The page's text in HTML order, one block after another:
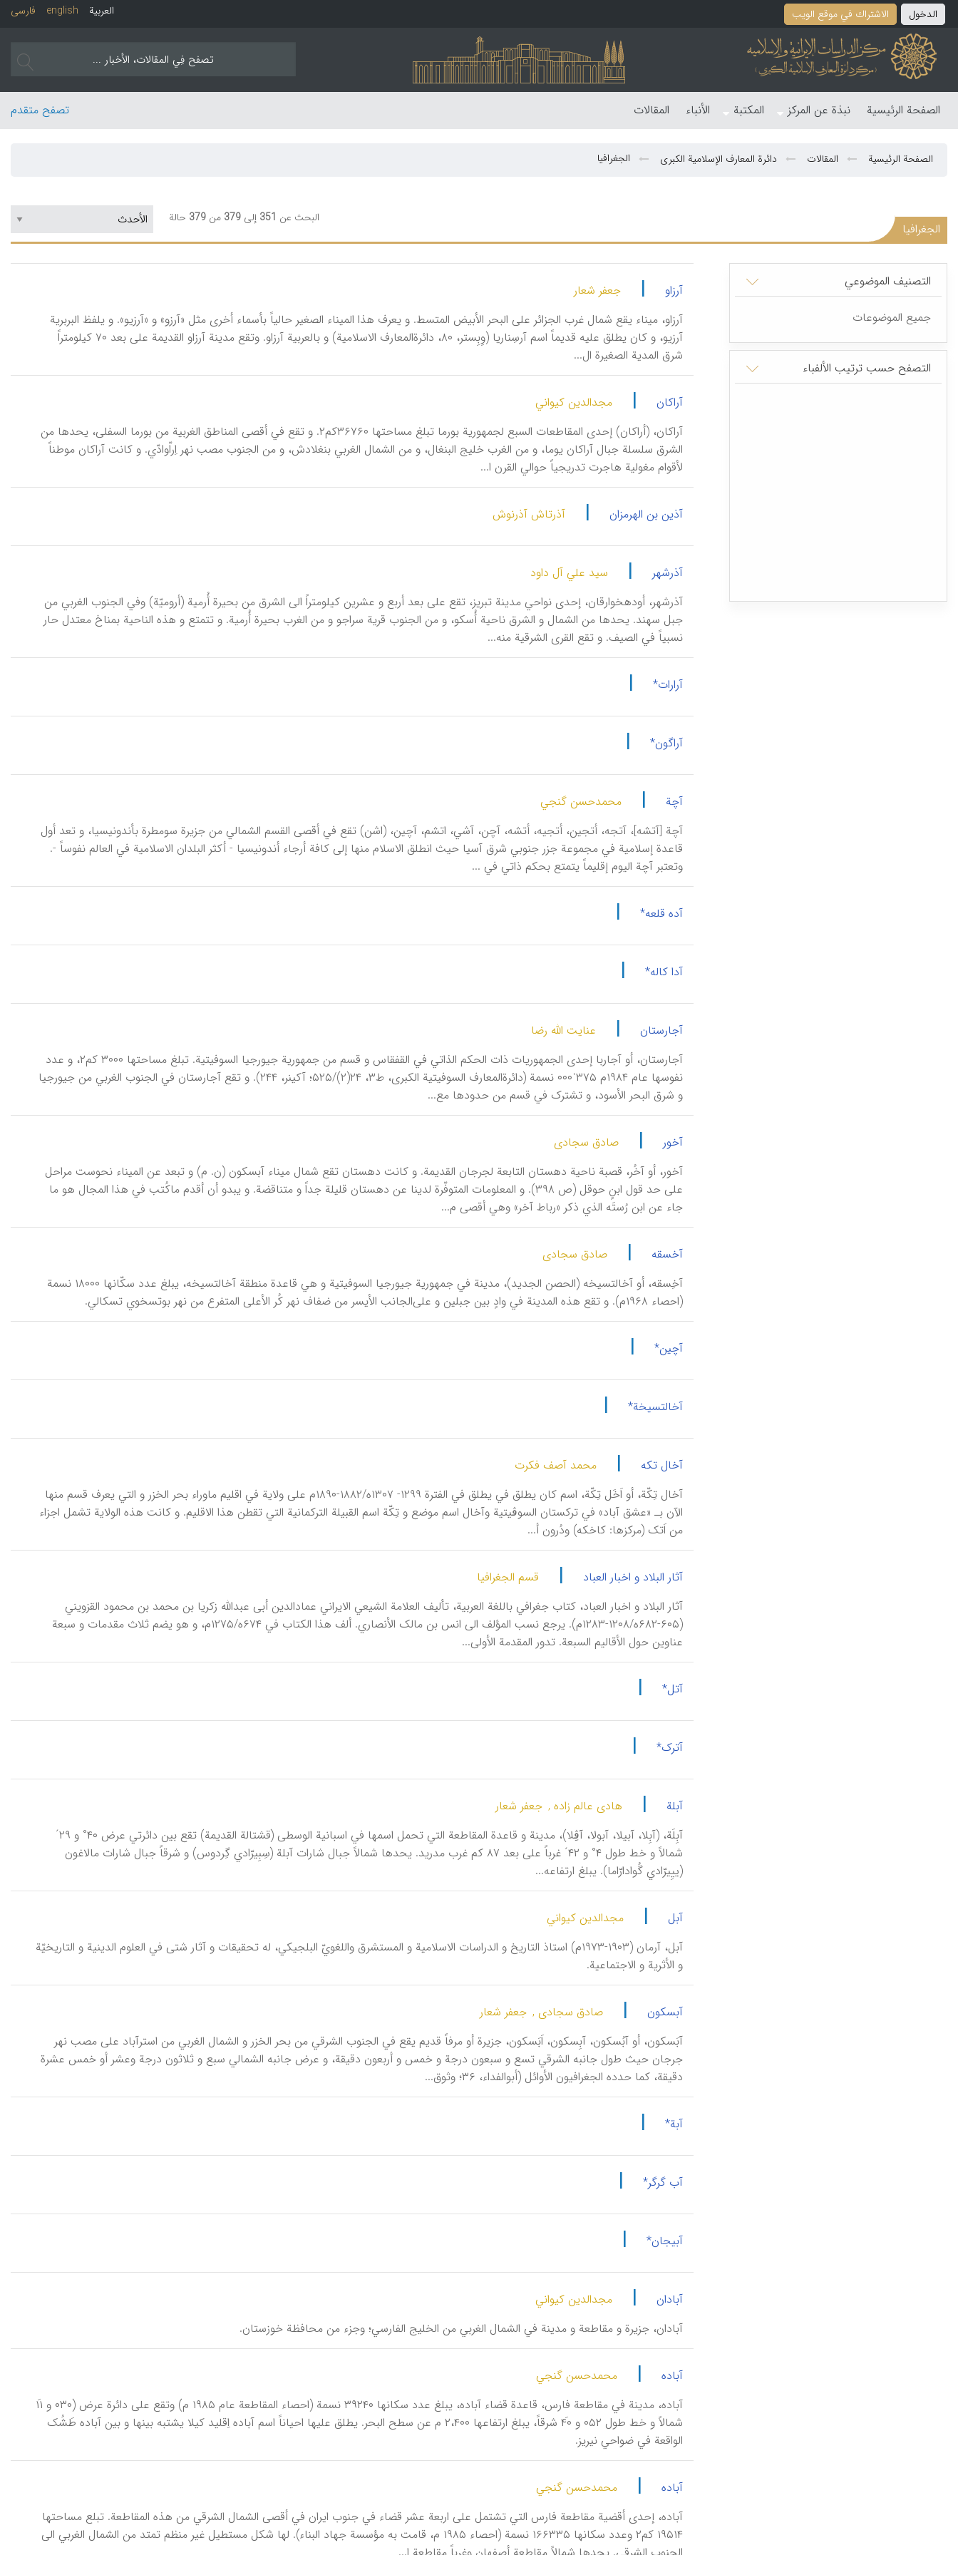
الدخول الاشتراك في موقع الویب فارسی english العربیة
الصفحة الرئیسیة نبذة عن المرکز المکتبة الأنباء المقالات تصفح متقدم
الصفحة الرئیسیة المقالات دائرة المعارف الإسلامیة الکبری الجغرافیا
الجغرافیا
البحث عن 351 إلی 379 من 379 حالة
التصنیف الموضوعي
جمیع الموضوعات
التصفح حسب ترتیب الألفباء
آرزاو |
جعفر شعار
آرزاو، میناء یقع شمال غرب الجزائر علی البحر الأبیض المتسط. و یعرف هذا المیناء الصغیر حالیاً بأسماء أخری مثل «آرزو» و «آرزیو». و یلفظ البربریة
آرزیو، و کان یطلق علیه قدیماً اسم آرسِناریا (وِبِستر، ۸۰، دائرة‌المعارف الاسلامیة) و بالعربیة آرزاو. وتقع مدینة آرزاو القدیمة علی بعد ۷۰ کیلومتراً
شرق المدیة الصغیرة ال...
آراکان |
مجدالدین کیواني
آراکان، (أراکان) إحدی المقاطعات السبع لجمهوریة بورما تبلغ مساحتها ۳۶۷۶۰کم۲. و تقع في أقصی المناطق الغربیة من بورما السفلی، یحدها من
الشرق سلسلة جبال آراکان یوما، و من الغرب خلیج البنغال، و من الشمال الغربي بنغلادش، و من الجنوب مصب نهر اِراّوادّي. و کانت آراکان موطناً
لأقوام مغولیة هاجرت تدریجیاً حوالي القرن ا...
آذین بن الهرمزان | آذرتاش آذرنوش
آذرشهر |
سید علي آل داود
آذرشهر، أودهخوارقان، إحدی نواحي مدینة تبریز، تقع علی بعد أربع و عشرین کیلومتراً الی الشرق من بحیرة أُرمیة (أرومیّة) وفي الجنوب الغربي من
جبل سهند. یحدها من الشمال و الشرق ناحیة أُسکو، و من الجنوب قریة سراجو و من الغرب بحیرة أُرمیة. و تتمتع و هذه الناحیة بمناخ معتدل حار
نسبیاً في الصیف. و تقع القری الشرقیة منه...
آرارات* |
آراگون* |
آچة |
محمدحسن گنجي
آچة [آتشه]، آتجه، أتجین، أتجیه، أتشه، آچن، آشي، اتشم، آچین، (اشن) تقع في أقصی القسم الشمالي من جزیرة سومطرة بأندونیسیا، و تعد أول
قاعدة إسلامیة في مجموعة جزر جنوبي شرق آسیا حیث انطلق الاسلام منها إلی کافة أرجاء أندونیسیا - أکثر البلدان الاسلامیة في العالم نفوساً -.
وتعتبر آچة الیوم إقلیماً یتمتع بحکم ذاتي في ...
آده قلعه* |
آدا کاله* |
آجارستان |
عنایت الله رضا
آجارستان، أو آجاربا إحدی الجمهوریات ذات الحکم الذاتي في القفقاس و قسم من جمهوریة جیورجیا السوفیتیة. تبلغ مساحتها ۳۰۰۰ کم۲، و عدد
نفوسها عام ۱۹۸۴م ۰۰۰ʿ۳۷۵ نسمة (دائرة‌المعارف السوفیتیة الکبری، ط۳، ۲۴(۲)/۵۲۵؛ آکینر، ۲۴۴). و تقع آجارستان في الجنوب الغربي من جیورجیا
و شرق البحر الأسود، و تشترک في قسم من حدودها مع...
آخور |
صادق سجادی
آخور، أو آخُر، قصبة ناحیة دهستان التابعة لجرجان القدیمة. و کانت دهستان تقع شمال میناء آبسکون (ن. م) و تبعد عن المیناء نحوست مراحل
علی حد قول ابنٍ حوقل (ص ۳۹۸). و المعلومات المتوفّرة لدینا عن دهستان قلیلة جداً و متناقضة. و یبدو أن أقدم ماکُتب في هذا المجال هو ما
جاء عن ابن رُستَه الذي ذکر «رباط آخر» وهي أقصی م...
آخسقه |
صادق سجادی
آخِسقه، أو آخالتسیخه (الحصن الجدید)، مدینة في جمهوریة جیورجیا السوفیتیة و هي قاعدة منطقة آخالتسیخه، یبلغ عدد سکّانها ۱۸۰۰۰ نسمة
(احصاء ۱۹۶۸م). و تقع هذه المدینة في وادٍ بین جبلین و علی‌الجانب الأیسر من ضفاف نهر کُر الأعلی المتفرع من نهر بوتسخوي تسکالي.
آچین* |
آخالتسیخة* |
آخال تکه |
محمد آصف فکرت
آخال تِکّة، أو اَخَل تِکّة، اسم کان یطلق في یطلق في الفترة ۱۲۹۹- ۱۳۰۷ه/۱۸۸۲-۱۸۹۰م علی ولایة في اقلیم ماوراء بحر الخزر و التي یعرف قسم منها
الآن بـ «عشق آباد» في ترکستان السوڤیتیة وآخال اسم موضع و تِکّة اسم القبیلة الترکمانیة التي تقطن هذا الاقلیم. و کانت هذه الولایة تشمل اجزاء
من اَتک (مرکزها: کاخکه) ودُرون أ...
آثار البلاد و اخبار العباد |
قسم الجغرافیا
آثار البلاد و اخبار العباد، کتاب جغرافي باللغة العربیة، تألیف العلامة الشیعي الایراني عمادالدین أبی عبدالله زکریا بن محمد بن محمود القزویني
(۶۰۵-۶۸۲ه/۱۲۰۸-۱۲۸۳م). یرجع نسب المؤلف الی انس بن مالک الأنصاري. ألف هذا الکتاب في ۶۷۴ه/۱۲۷۵م، و هو یضم ثلاث مقدمات و سبعة
عناوین حول الأقالیم السبعة. تدور المقدمة الأولی...
آتل* |
آترک* |
آبلة | هادی عالم زاده , جعفر شعار
آبِلَة، (آبِلا، آبیلا، آبولا، آڤِلا)، مدینة و قاعدة المقاطعة التي تحمل اسمها في اسبانیة الوسطی (قشتالة القدیمة) تقع بین دائرتي عرض ۴۰° و ۲۹´
شمالاً و خط طول ۴° و ۴۲´ غرباً علی بعد ۸۷ کم غرب مدرید. یحدها شمالاً جبال شارات آبلة (سِبِیرّادي گِردوس) و شرقاً جبال شارات مالاغون
(ییِیرّادي گُوادارّاما). یبلغ ارتفاعه...
آبل |
مجدالدین کیواني
آبل، آرمان (۱۹۰۳-۱۹۷۳م) استاذ التاریخ و الدراسات الاسلامیة و المستشرق واللغويّ البلجیکي، له تحقیقات و آثار شتی في العلوم‌ الدینیة و التاریخیّة
و الأثریة و الاجتماعیة.
آبسکون | صادق سجادی , جعفر شعار
آبَسکون، أو آبُسکون، آبِسکون، اَبَسکون، جزیرة أو مرفاً قدیم یقع في الجنوب الشرقي من بحر الخزر و الشمال الغربي من استرآباد علی مصب نهر
جرجان حیث طول جانبه الشرقي تسع و سبعون درجة و خمس و أربعون دقیقة، و عرض جانبه الشمالي سبع و ثلاثون درجة وعشر أو خمس عشرة
دقیقة، کما حدده الجغرافیون الأوائل (أبوالفداء، ۳۶؛ وثوق...
آبة* |
آب گرگر* |
آبیجان* |
آبادان |
مجدالدین کیواني
آبادان، جزیرة و مقاطعة و مدینة في الشمال الغربي من الخلیج الفارسي؛ و‌جزء من محافظة خوزستان.
آباده |
محمدحسن گنجي
آباده، مدینة في مقاطعة فارس، قاعدة قضاء آباده، یبلغ عدد سکانها ۳۹۲۴۰ نسمة (احصاء المقاطعة عام ۱۹۸۵ م) وتقع علی دائرة عرض (۰۳۰ و ۱۱َ
شمالاً و خط طول ۰۵۲ و ۴۰َ شرقاً، یبلغ ارتفاعها ۲،۴۰۰ م عن سطح البحر. یطلق علیها احیاناً اسم آباده اِقلید کیلا یشتبه بینها و بین آباده طَشُک
الواقعة في ضواحي نیریز.
آباده |
محمدحسن گنجي
آباده، إحدی أقضیة مقاطعة فارس التي تشتمل علی اربعة عشر قضاء في جنوب ایران في أقصی الشمال الشرقي من هذه المقاطعة. تبلع مساحتها
۱۹۵۱۴ کم۲ وعدد سکانها ۱۶۶۳۳۵ نسمة (احصاء ۱۹۸۵ م، قامت به مؤسسة جهاد البناء). لها شکل مستطیل غیر منظم تمتد من الشمال الغربي الی